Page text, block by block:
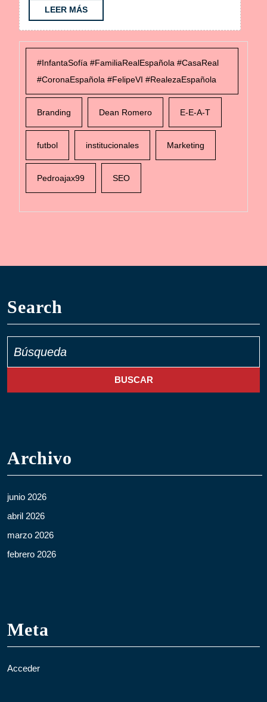
Digital
en
2026
LEER MÁSLEER
MÁS
#InfantaSofía #FamiliaRealEspañola #CasaReal
#CoronaEspañola #FelipeVI #RealezaEspañola
Branding Dean Romero E-E-A-T
futbol institucionales Marketing
Pedroajax99 SEO
Search
Archivo
junio 2026
abril 2026
marzo 2026
febrero 2026
Meta
Acceder